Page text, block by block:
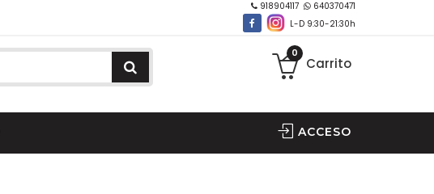
918904117
640370471
L-D 9:30-21:30h
0
Carrito
ACCESO